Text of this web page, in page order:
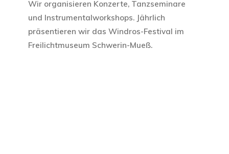
Wir organisieren Konzerte, Tanzseminare
und Instrumentalworkshops. Jährlich
präsentieren wir das Windros-Festival im
Freilichtmuseum Schwerin-Mueß.